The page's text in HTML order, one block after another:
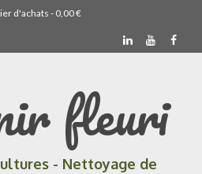
d'achats - 0,00€
fleuri
- Nettoyage de